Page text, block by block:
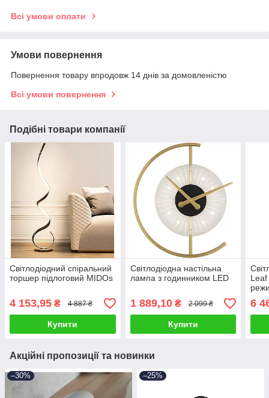
Всі умови оплати
Умови повернення
Повернення товару впродовж 14 днів за домовленістю
Всі умови повернення
Подібні товари компанії
Світлодіодний спіральний
торшер підлоговий MIDOs
4 153,95 ₴ 4 887 ₴
Купити
Світлодіодна настільна
лампа з годинником LED
1 889,10₴ 2 099 ₴
Купити
Leaf
6
Акційні пропозиції та новинки
–30% –25%